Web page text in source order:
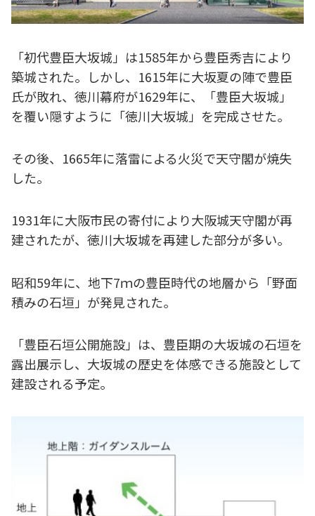
「初代豊臣大坂城」は1585年から豊臣秀吉により
築城された。しかし、1615年に大坂夏の陣で豊臣
氏が敗れ、徳川幕府が1629年に、「豊臣大坂城」
を覆い隠すように「徳川大坂城」を完成させた。
その後、1665年に落雷による火災で天守閣が焼失
した。
1931年に大阪市民の寄付により大阪城天守閣が再
建されたが、徳川大坂城を再建した部分が多い。
昭和59年に、地下7ｍの豊臣時代の地層から「野面
積みの石垣」が発見された。
「豊臣石垣公開施設」は、豊臣期の大坂城の石垣を
露出展示し、大坂城の歴史を体感できる施設として
建設される予定。